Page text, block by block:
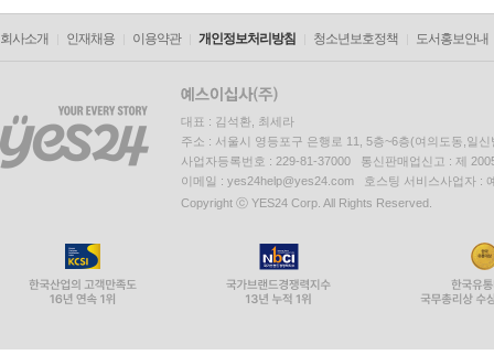
회사소개 인재채용 이용약관 개인정보처리방침 청소년보호정책 도서홍보안내
대표 : 김석환, 최세라
주소 : 서울시 영등포구 은행로 11, 5층~6층(여의도동,일신
사업자등록번호 : 229-81-37000 통신판매업신고 : 제
이메일 : yes24help@yes24.com 호스팅 서비스사업자 :
Copyright ⓒ YES24 Corp. All Rights Reserved.